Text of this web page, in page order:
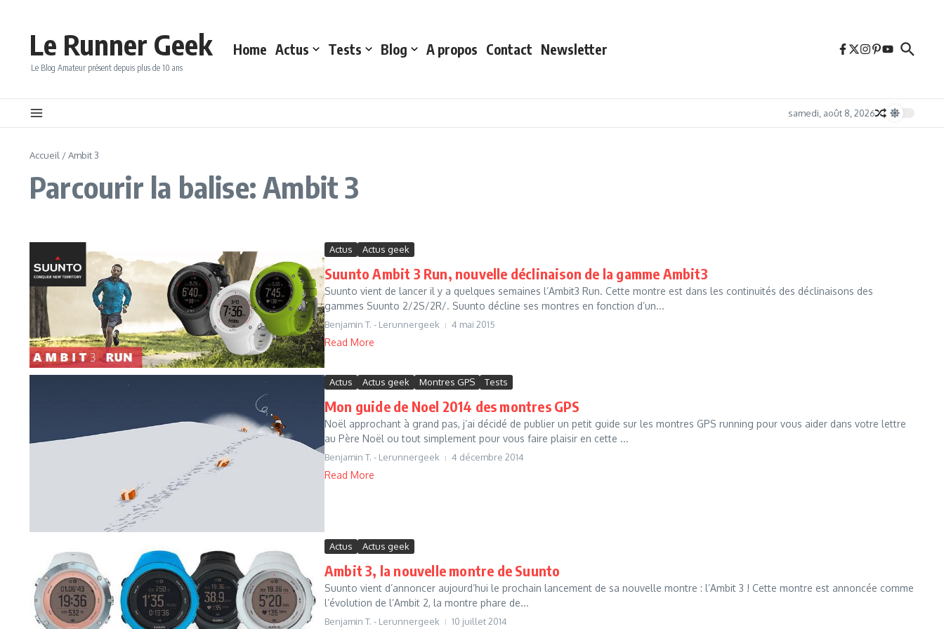
Le Runner Geek
Le Blog Amateur présent depuis plus de 10 ans
Home Actus Tests Blog A propos Contact Newsletter
samedi, août 8, 2026
Accueil /Ambit 3
Parcourir la balise: Ambit 3
Actus Actus geek
Suunto Ambit 3 Run, nouvelle déclinaison de la gamme Ambit3
Suunto vient de lancer il y a quelques semaines l’Ambit3 Run. Cette montre est dans les continuités des déclinaisons des
gammes Suunto 2/2S/2R/. Suunto décline ses montres en fonction d’un...
Benjamin T. - Lerunnergeek 4 mai 2015
Read More
Actus Actus geek Montres GPS Tests
Mon guide de Noel 2014 des montres GPS
Noël approchant à grand pas, j’ai décidé de publier un petit guide sur les montres GPS running pour vous aider dans votre lettre
au Père Noël ou tout simplement pour vous faire plaisir en cette ...
Benjamin T. - Lerunnergeek 4 décembre 2014
Read More
Actus Actus geek
Ambit 3, la nouvelle montre de Suunto
Suunto vient d’annoncer aujourd’hui le prochain lancement de sa nouvelle montre : l’Ambit 3 ! Cette montre est annoncée comme
l’évolution de l’Ambit 2, la montre phare de...
Benjamin T. - Lerunnergeek 10 juillet 2014